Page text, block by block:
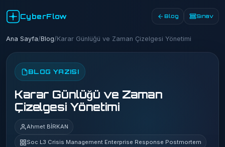
CyberFlow Blog Sınav
Ana Sayfa/Blog/Karar Günlüğü ve Zaman Çizelgesi Yönetimi
BLOG YAZISI
Karar Günlüğü ve Zaman
Çizelgesi Yönetimi
Ahmet BİRKAN
Soc L3 Crisis Management Enterprise Response Postmortem